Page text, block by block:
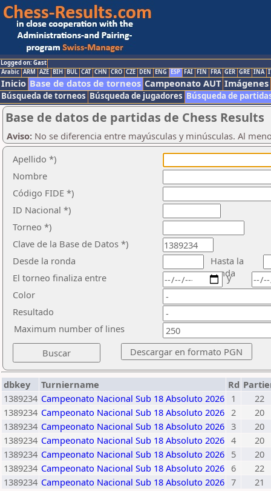
Logged on: Gast
Arabic ARM AZE BIH BUL CAT CHN CRO CZE DEN ENG ESP FAI FIN FRA GER GRE INA
Inicio Base de datos de torneos Campeonato AUT Imágenes
Búsqueda de torneos Búsqueda de jugadores Búsqueda de
Base de datos de partidas de Chess Results
Aviso: No se diferencia entre mayúsculas y minúsculas. Al
Apellido *)
Nombre
Código FIDE *)
ID Nacional *)
Torneo *)
Clave de la Base de Datos *)
Desde la ronda
Hasta la
ronda
El torneo finaliza entre
Color
Resultado
y
Maximum number of lines
dbkey Turniername Rd
1389234 Campeonato Nacional Sub 18 Absoluto 2026 1
22
1389234 Campeonato Nacional Sub 18 Absoluto 2026 2
20
1389234 Campeonato Nacional Sub 18 Absoluto 2026 3
20
1389234 Campeonato Nacional Sub 18 Absoluto 2026 4
20
1389234 Campeonato Nacional Sub 18 Absoluto 2026 5
20
1389234 Campeonato Nacional Sub 18 Absoluto 2026 6
22
1389234 Campeonato Nacional Sub 18 Absoluto 2026 7
21